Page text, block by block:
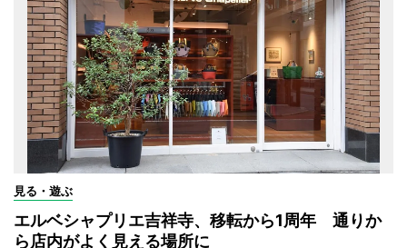
見る・遊ぶ
エルベシャプリエ吉祥寺、移転から1周年 通りか
ら店内がよく見える場所に